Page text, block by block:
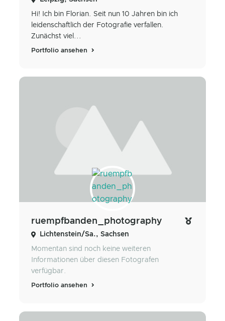
Hi! Ich bin Florian. Seit nun 10 Jahren bin ich
leidenschaftlich der Fotografie verfallen.
Zunächst viel...
Portfolio ansehen
ruempfbanden_photography
Lichtenstein/Sa., Sachsen
Momentan sind noch keine weiteren
Informationen über diesen Fotografen
verfügbar.
Portfolio ansehen